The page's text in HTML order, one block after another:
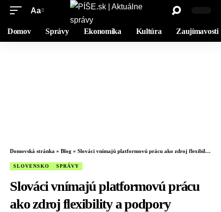
Aa
Domov Správy Ekonomika Kultúra Zaujímavosti
Domovská stránka » Blog » Slováci vnímajú platformovú prácu ako zdroj flexibility a podpory miestnych podnikov, ukázal prieskum
SLOVENSKO SPRÁVY
Slováci vnímajú platformovú prácu
ako zdroj flexibility a podpory